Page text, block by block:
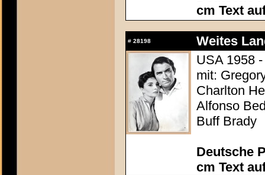
cm Text
# 28198
Weites
USA 1958
mit:
Charlton
Alfonso
Buff Brady
Deutsche
cm Text